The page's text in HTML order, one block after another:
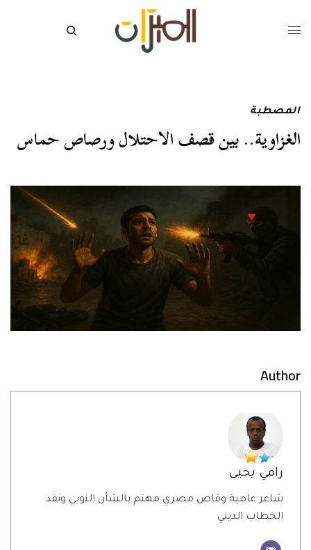
المصطبة
الغزاوية.. بين قصف الاحتلال ورصاص حماس
Author
رامي يحيى
شاعر عامية وقاص مصري مهتم بالشأن النوبي ونقد
الخطاب الديني